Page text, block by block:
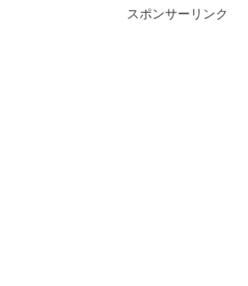
スポンサーリンク